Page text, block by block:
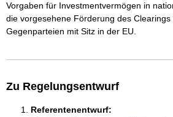
Vorgaben für Investmentvermögen in
die vorgesehene Förderung des
Gegenparteien mit Sitz in der EU.
Zu Regelungsentwurf
Referentenentwurf: